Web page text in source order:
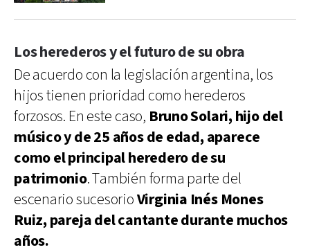
Los herederos y el futuro de su obra
De acuerdo con la legislación argentina, los
hijos tienen prioridad como herederos
forzosos. En este caso, Bruno Solari, hijo del
músico y de 25 años de edad, aparece
como el principal heredero de su
patrimonio. También forma parte del
escenario sucesorioVirginia Inés Mones
Ruiz, pareja del cantante durante muchos
años.